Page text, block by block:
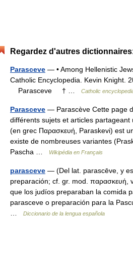
Regardez d'autres
Parasceve — • Among Hellenistic
Catholic Encyclopedia. Kevin Knight.
Parasceve † …
Catholic
Parasceve — Parascève Cette page
différents sujets et articles
(en grec Παρασκευή, Paraskevi) est
existe de nombreuses variantes
Pascha …
Wikipédia en Français
parasceve — (Del lat. parascēve, y
preparación; cf. gr. mod. παρασκευή,
que los judíos preparaban la comida
parasceve o preparación para la
Diccionario de la lengua española